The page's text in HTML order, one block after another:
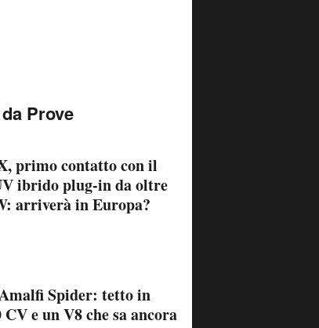
Prove
primo contatto con il
ibrido plug-in da oltre
arriverà in Europa?
Spider: tetto in
CV e un V8 che sa ancora